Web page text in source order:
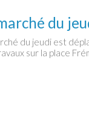
du
du jeudi est
sur la place